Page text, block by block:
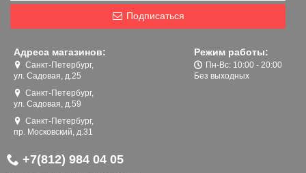
Подписаться
Адреса магазинов:
Санкт-Петербург,
ул. Садовая, д.25
Санкт-Петербург,
ул. Садовая, д.59
Санкт-Петербург,
пр. Московский, д.31
Режим работы:
Пн-Вс: 10:00 - 20:00
Без выходных
+7(812) 984 04 05